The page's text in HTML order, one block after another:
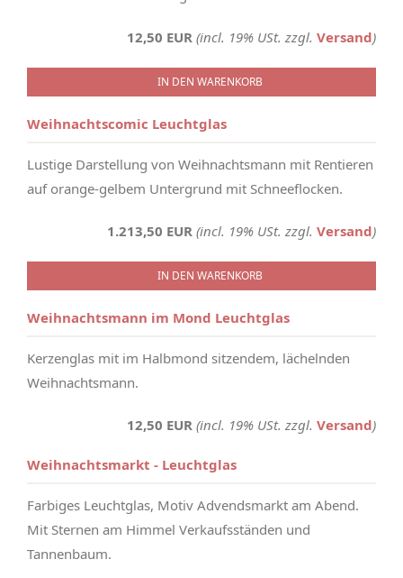
12,50 EUR (incl. 19% USt. zzgl. Versand)
IN DEN WARENKORB
Weihnachtscomic Leuchtglas
Lustige Darstellung von Weihnachtsmann mit Rentieren
auf orange-gelbem Untergrund mit Schneeflocken.
1.213,50 EUR (incl. 19% USt. zzgl. Versand)
IN DEN WARENKORB
Weihnachtsmann im Mond Leuchtglas
Kerzenglas mit im Halbmond sitzendem, lächelnden
Weihnachtsmann.
12,50 EUR (incl. 19% USt. zzgl. Versand)
Weihnachtsmarkt - Leuchtglas
Farbiges Leuchtglas, Motiv Advendsmarkt am Abend.
Mit Sternen am Himmel Verkaufsständen und
Tannenbaum.